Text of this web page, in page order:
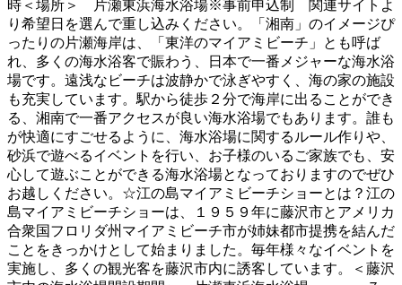
時＜場所＞ 片瀬東浜海水浴場※事前申込制 関連サイトよ
り希望日を選んで重し込みください。「湘南」のイメージぴ
ったりの片瀬海岸は、「東洋のマイアミビーチ」とも呼ば
れ、多くの海水浴客で賑わう、日本で一番メジャーな海水浴
場です。遠浅なビーチは波静かで泳ぎやすく、海の家の施設
も充実しています。駅から徒歩２分で海岸に出ることができ
る、湘南で一番アクセスが良い海水浴場でもあります。誰も
が快適にすごせるように、海水浴場に関するルール作りや、
砂浜で遊べるイベントを行い、お子様のいるご家族でも、安
心して遊ぶことができる海水浴場となっておりますのでぜひ
お越しください。☆江の島マイアミビーチショーとは？江の
島マイアミビーチショーは、１９５９年に藤沢市とアメリカ
合衆国フロリダ州マイアミビーチ市が姉妹都市提携を結んだ
ことをきっかけとして始まりました。毎年様々なイベントを
実施し、多くの観光客を藤沢市内に誘客しています。＜藤沢